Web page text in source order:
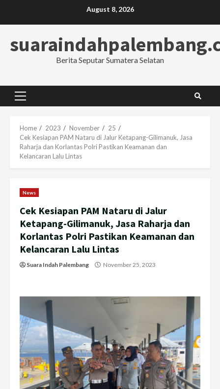
August 8, 2026
Berita Seputar Sumatera Selatan
Primary
Home 2023 November
25
Cek Kesiapan PAM Nataru di Jalur Ketapang-Gilimanuk, Jasa
Raharja dan Korlantas Polri Pastikan Keamanan dan
Kelancaran Lalu Lintas
News
Cek Kesiapan PAM Nataru di Jalur
Ketapang-Gilimanuk, Jasa Raharja dan
Korlantas Polri Pastikan Keamanan dan
Kelancaran Lalu Lintas
Suara Indah Palembang November 25, 2023